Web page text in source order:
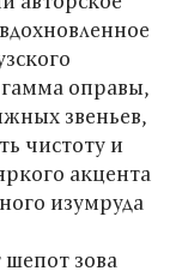
оправы,
звеньев,
чистоту и
акцента
изумруда
зова